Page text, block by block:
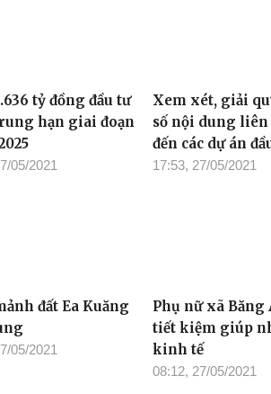
tỷ đồng đầu tư
hạn giai đoạn
05/2021
Xem xét, giải
số nội dung liên
đến các dự án
17:53, 27/05/2021
đất Ea Kuăng
05/2021
Phụ nữ xã Băng
tiết kiệm giúp
kinh tế
08:12, 27/05/2021